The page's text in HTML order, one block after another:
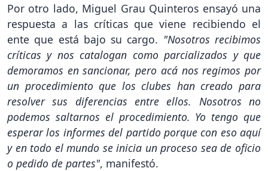
Por otro lado, Miguel Grau Quinteros ensayó una
respuesta a las críticas que viene recibiendo el
ente que está bajo su cargo. "Nosotros recibimos
críticas y nos catalogan como parcializados y que
demoramos en sancionar, pero acá nos regimos por
un procedimiento que los clubes han creado para
resolver sus diferencias entre ellos. Nosotros no
podemos saltarnos el procedimiento. Yo tengo que
esperar los informes del partido porque con eso aquí
y en todo el mundo se inicia un proceso sea de oficio
o pedido de partes", manifestó.